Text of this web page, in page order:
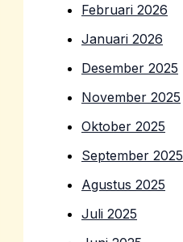
Februari 2026
Januari 2026
Desember 2025
November 2025
Oktober 2025
September 2025
Agustus 2025
Juli 2025